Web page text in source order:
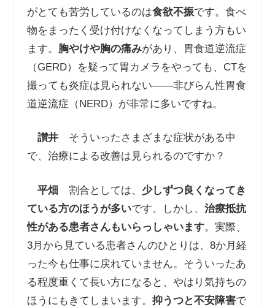
がとても苦労しているのは食欲不振です。食べ
物をまったく受け付けなくなってしまう方もい
ます。 胸やけや胸の痛みがあり、胃食道逆流症
（GERD）を疑って胃カメラをやっても、CTを
撮っても炎症は見られない――非びらん性胃食
道逆流症（NERD）が非常に多いですね。
讃井そういったさまざまな症状がある中
で、治療による改善は見られるのですか？
平畑 割合としては、 少しずつ良くなってき
ている方のほうが多いです。しかし、 治療抵抗
性がある患者さんもいらっしゃいます。実際、
3月から見ている患者さんのひとりは、8か月経
った今も仕事に戻れていません。そういったあ
る程度重くて長い方になると、やはり気持ちの
ほうにもきてしまいます。 抑うつと不安障害で